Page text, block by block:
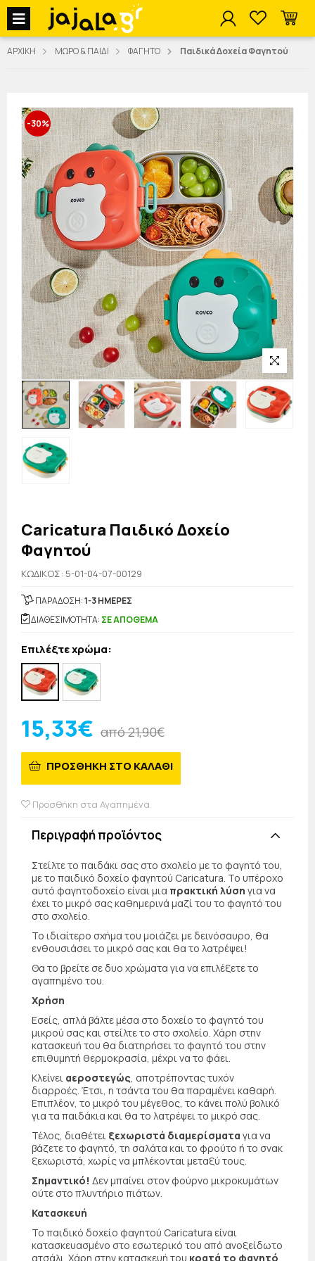
jajala Menu
ΑΡΧΙΚΗ ΜΩΡΟ & ΠΑΙΔΙ ΦΑΓΗΤΟ Παιδικά Δοχεία Φαγητού
-30%
Caricatura Παιδικό Δοχείο
Φαγητού
KΩΔΙΚΟΣ: 5-01-04-07-00129
ΠΑΡΑΔΟΣΗ:1-3 ΗΜΕΡΕΣ
ΔΙΑΘΕΣΙΜΟΤΗΤΑ: ΣΕ ΑΠΟΘΕΜΑ
Επιλέξτε χρώμα:
15,33€ από 21,90€
ΠΡΟΣΘΗΚΗ ΣΤΟ ΚΑΛΑΘΙ
Προσθήκη στα Αγαπημένα
Περιγραφή προϊόντος
Στείλτε το παιδάκι σας στο σχολείο με το φαγητό του,
με το παιδικό δοχείο φαγητού Caricatura. Το υπέροχο
αυτό φαγητοδοχείο είναι μια πρακτική λύση για να
έχει το μικρό σας καθημερινά μαζί του το φαγητό του
στο σχολείο.
Το ιδιαίτερο σχήμα του μοιάζει με δεινόσαυρο, θα
ενθουσιάσει το μικρό σας και θα το λατρέψει!
Θα το βρείτε σε δυο χρώματα για να επιλέξετε το
αγαπημένο του.
Χρήση
Εσείς, απλά βάλτε μέσα στο δοχείο το φαγητό του
μικρού σας και στείλτε το στο σχολείο. Χάρη στην
κατασκευή του θα διατηρήσει το φαγητό του στην
επιθυμητή θερμοκρασία, μέχρι να το φάει.
Κλείνει αεροστεγώς, αποτρέποντας τυχόν
διαρροές. Έτσι, η τσάντα του θα παραμένει καθαρή.
Επιπλέον, το μικρό του μέγεθος, το κάνει πολύ βολικό
για τα παιδάκια και θα το λατρέψει το μικρό σας.
Τέλος, διαθέτει ξεχωριστά διαμερίσματα για να
βάζετε το φαγητό, τη σαλάτα και το φρούτο ή το σνακ
ξεχωριστά, χωρίς να μπλέκονται μεταξύ τους.
Σημαντικό! Δεν μπαίνει στον φούρνο μικροκυμάτων
ούτε στο πλυντήριο πιάτων.
Κατασκευή
Το παιδικό δοχείο φαγητού Caricatura είναι
κατασκευασμένο στο εσωτερικό του από ανοξείδωτο
ατσάλι. Χάρη στην κατασκευή του κρατά το φαγητό